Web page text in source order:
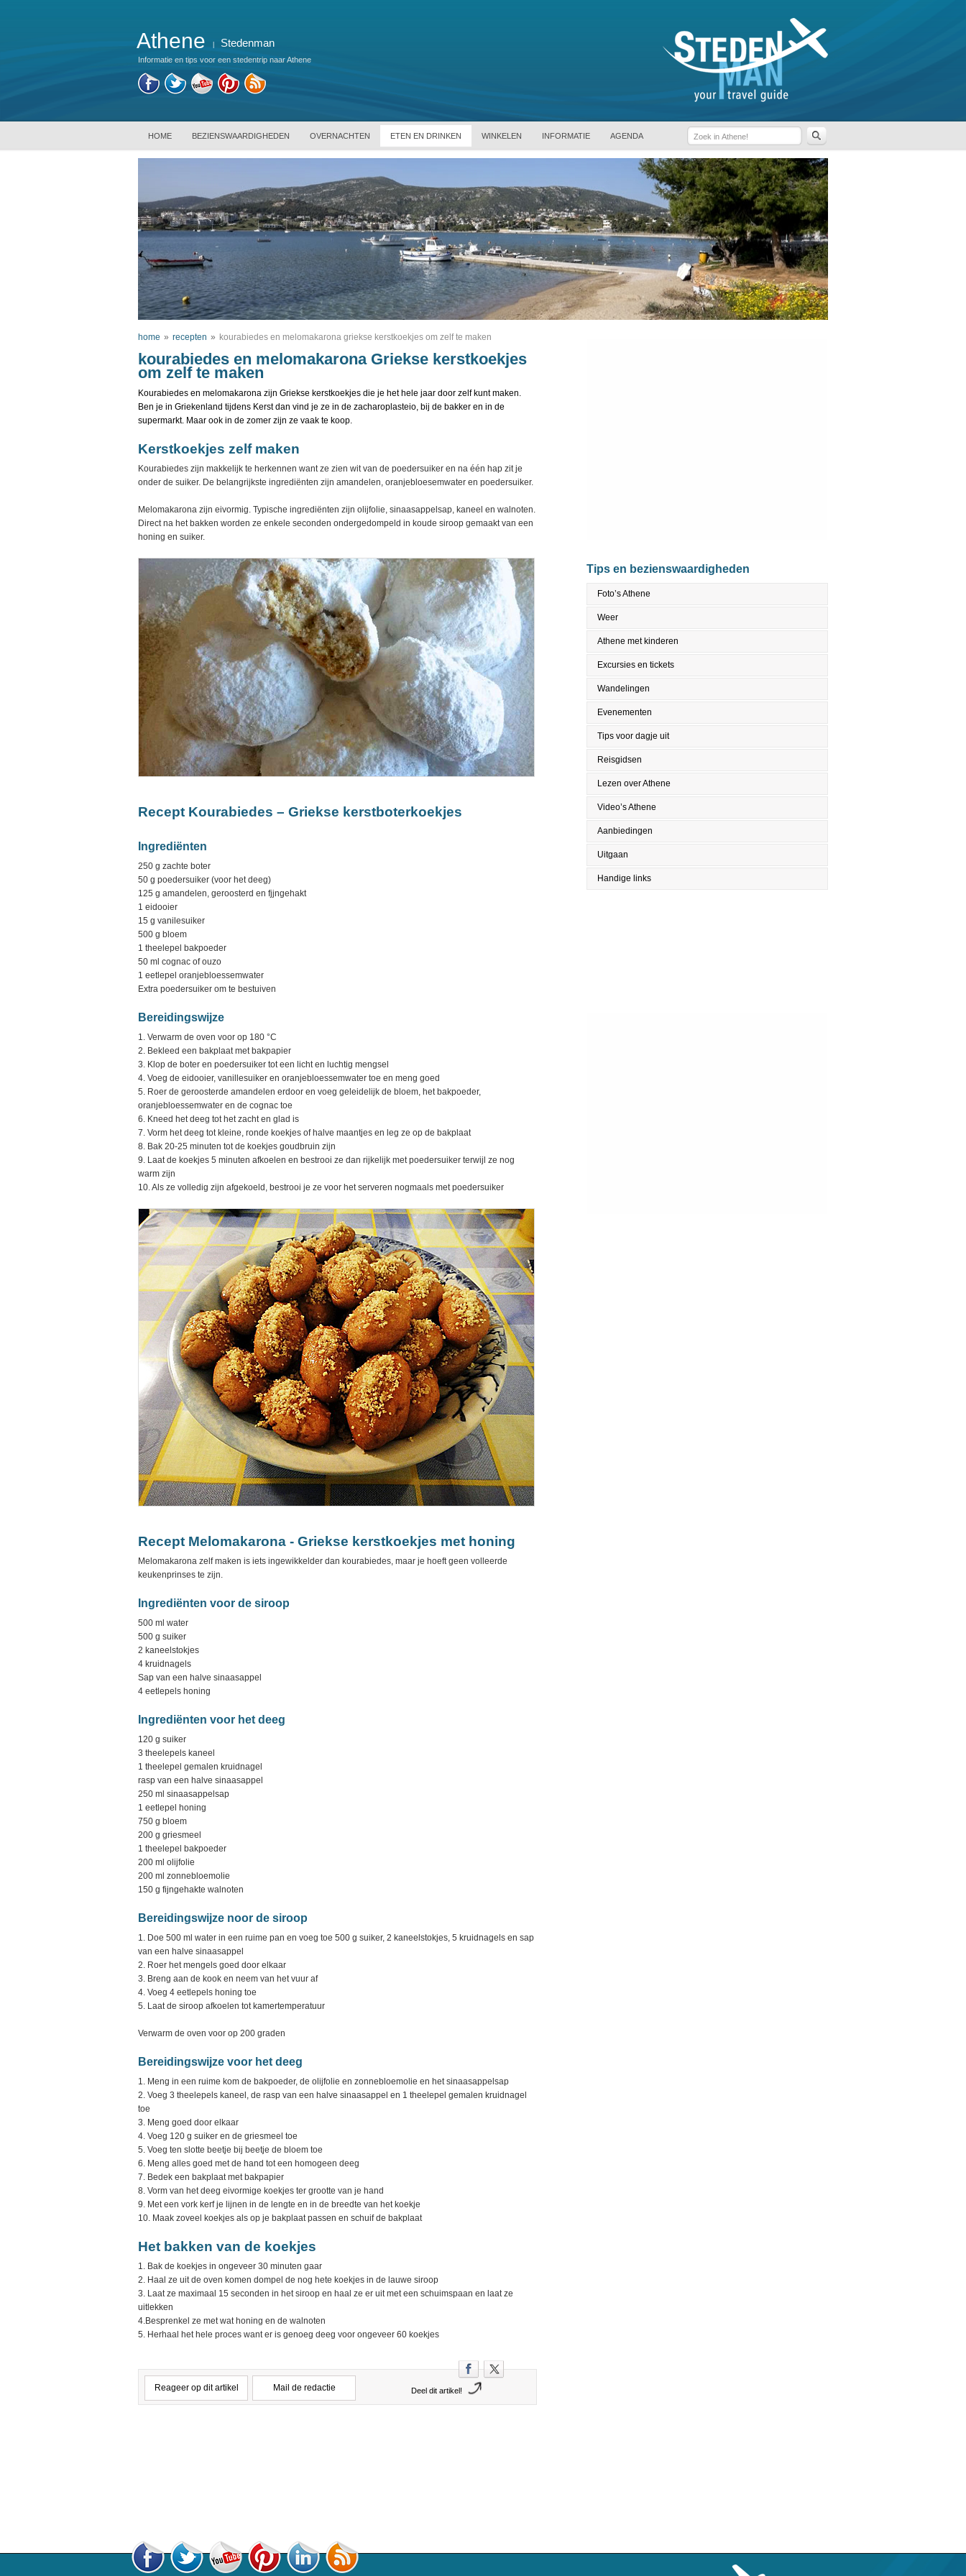
Athene Stedenman
Informatie en tips voor een stedentrip naar Athene
HOME BEZIENSWAARDIGHEDEN OVERNACHTEN ETEN EN DRINKEN WINKELEN INFORMATIE AGENDA
home » recepten » kourabiedes en melomakarona griekse kerstkoekjes om zelf te maken
kourabiedes en melomakarona Griekse kerstkoekjes
om zelf te maken
Kourabiedes en melomakarona zijn Griekse kerstkoekjes die je het hele jaar door zelf kunt maken.
Ben je in Griekenland tijdens Kerst dan vind je ze in de zacharoplasteio, bij de bakker en in de
supermarkt. Maar ook in de zomer zijn ze vaak te koop.
Kerstkoekjes zelf maken
Kourabiedes zijn makkelijk te herkennen want ze zien wit van de poedersuiker en na één hap zit je
onder de suiker. De belangrijkste ingrediënten zijn amandelen, oranjebloesemwater en poedersuiker.
Melomakarona zijn eivormig. Typische ingrediënten zijn olijfolie, sinaasappelsap, kaneel en walnoten.
Direct na het bakken worden ze enkele seconden ondergedompeld in koude siroop gemaakt van een
honing en suiker.
Recept Kourabiedes – Griekse kerstboterkoekjes
Ingrediënten
250 g zachte boter
50 g poedersuiker (voor het deeg)
125 g amandelen, geroosterd en fjjngehakt
1 eidooier
15 g vanilesuiker
500 g bloem
1 theelepel bakpoeder
50 ml cognac of ouzo
1 eetlepel oranjebloessemwater
Extra poedersuiker om te bestuiven
Bereidingswijze
1. Verwarm de oven voor op 180 °C
2. Bekleed een bakplaat met bakpapier
3. Klop de boter en poedersuiker tot een licht en luchtig mengsel
4. Voeg de eidooier, vanillesuiker en oranjebloessemwater toe en meng goed
5. Roer de geroosterde amandelen erdoor en voeg geleidelijk de bloem, het bakpoeder,
oranjebloessemwater en de cognac toe
6. Kneed het deeg tot het zacht en glad is
7. Vorm het deeg tot kleine, ronde koekjes of halve maantjes en leg ze op de bakplaat
8. Bak 20-25 minuten tot de koekjes goudbruin zijn
9. Laat de koekjes 5 minuten afkoelen en bestrooi ze dan rijkelijk met poedersuiker terwijl ze nog
warm zijn
10. Als ze volledig zijn afgekoeld, bestrooi je ze voor het serveren nogmaals met poedersuiker
Recept Melomakarona - Griekse kerstkoekjes met honing
Melomakarona zelf maken is iets ingewikkelder dan kourabiedes, maar je hoeft geen volleerde
keukenprinses te zijn.
Ingrediënten voor de siroop
500 ml water
500 g suiker
2 kaneelstokjes
4 kruidnagels
Sap van een halve sinaasappel
4 eetlepels honing
Ingrediënten voor het deeg
120 g suiker
3 theelepels kaneel
1 theelepel gemalen kruidnagel
rasp van een halve sinaasappel
250 ml sinaasappelsap
1 eetlepel honing
750 g bloem
200 g griesmeel
1 theelepel bakpoeder
200 ml olijfolie
200 ml zonnebloemolie
150 g fijngehakte walnoten
Bereidingswijze noor de siroop
1. Doe 500 ml water in een ruime pan en voeg toe 500 g suiker, 2 kaneelstokjes, 5 kruidnagels en sap
van een halve sinaasappel
2. Roer het mengels goed door elkaar
3. Breng aan de kook en neem van het vuur af
4. Voeg 4 eetlepels honing toe
5. Laat de siroop afkoelen tot kamertemperatuur
Verwarm de oven voor op 200 graden
Bereidingswijze voor het deeg
1. Meng in een ruime kom de bakpoeder, de olijfolie en zonnebloemolie en het sinaasappelsap
2. Voeg 3 theelepels kaneel, de rasp van een halve sinaasappel en 1 theelepel gemalen kruidnagel
toe
3. Meng goed door elkaar
4. Voeg 120 g suiker en de griesmeel toe
5. Voeg ten slotte beetje bij beetje de bloem toe
6. Meng alles goed met de hand tot een homogeen deeg
7. Bedek een bakplaat met bakpapier
8. Vorm van het deeg eivormige koekjes ter grootte van je hand
9. Met een vork kerf je lijnen in de lengte en in de breedte van het koekje
10. Maak zoveel koekjes als op je bakplaat passen en schuif de bakplaat
Het bakken van de koekjes
1. Bak de koekjes in ongeveer 30 minuten gaar
2. Haal ze uit de oven komen dompel de nog hete koekjes in de lauwe siroop
3. Laat ze maximaal 15 seconden in het siroop en haal ze er uit met een schuimspaan en laat ze
uitlekken
4.Besprenkel ze met wat honing en de walnoten
5. Herhaal het hele proces want er is genoeg deeg voor ongeveer 60 koekjes
Reageer op dit artikel Mail de redactie Deel dit artikel!
Tips en bezienswaardigheden
Foto’s Athene
Weer
Athene met kinderen
Excursies en tickets
Wandelingen
Evenementen
Tips voor dagje uit
Reisgidsen
Lezen over Athene
Video’s Athene
Aanbiedingen
Uitgaan
Handige links